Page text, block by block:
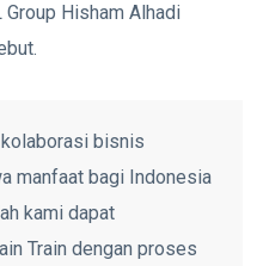
Group Hisham Alhadi
bisnis
manfaat bagi Indonesia
kami dapat
Train dengan proses